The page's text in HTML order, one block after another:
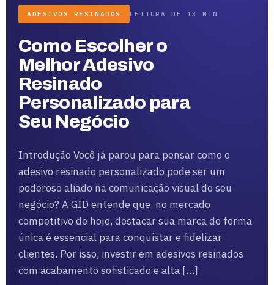
ADESIVOS RESINADOS LEITURA DE 13 MIN
Como Escolher o
Melhor Adesivo
Resinado
Personalizado para
Seu Negócio
Introdução Você já parou para pensar como o
adesivo resinado personalizado pode ser um
poderoso aliado na comunicação visual do seu
negócio? A GID entende que, no mercado
competitivo de hoje, destacar sua marca de forma
única é essencial para conquistar e fidelizar
clientes. Por isso, investir em adesivos resinados
com acabamento sofisticado e alta […]